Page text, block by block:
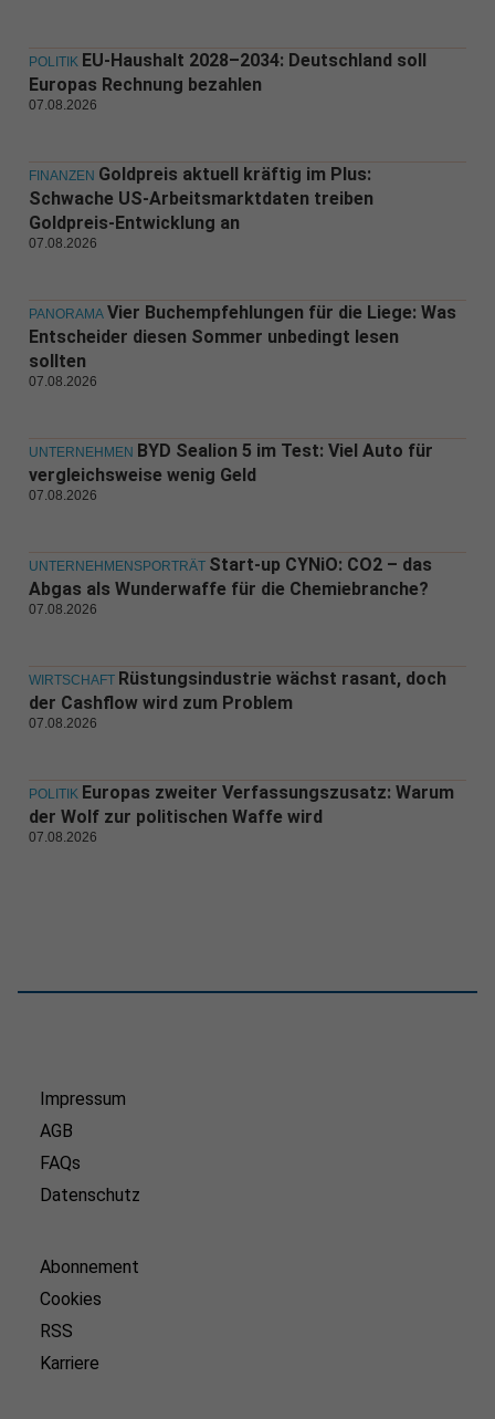
POLITIK EU-Haushalt 2028–2034: Deutschland soll
Europas Rechnung bezahlen
07.08.2026
FINANZEN Goldpreis aktuell kräftig im Plus:
Schwache US-Arbeitsmarktdaten treiben
Goldpreis-Entwicklung an
07.08.2026
PANORAMA Vier Buchempfehlungen für die Liege: Was
Entscheider diesen Sommer unbedingt lesen
sollten
07.08.2026
UNTERNEHMEN BYD Sealion 5 im Test: Viel Auto für
vergleichsweise wenig Geld
07.08.2026
UNTERNEHMENSPORTRÄT Start-up CYNiO: CO2 – das
Abgas als Wunderwaffe für die Chemiebranche?
07.08.2026
WIRTSCHAFT Rüstungsindustrie wächst rasant, doch
der Cashflow wird zum Problem
07.08.2026
POLITIK Europas zweiter Verfassungszusatz: Warum
der Wolf zur politischen Waffe wird
07.08.2026
Impressum
AGB
FAQs
Datenschutz
Abonnement
Cookies
RSS
Karriere